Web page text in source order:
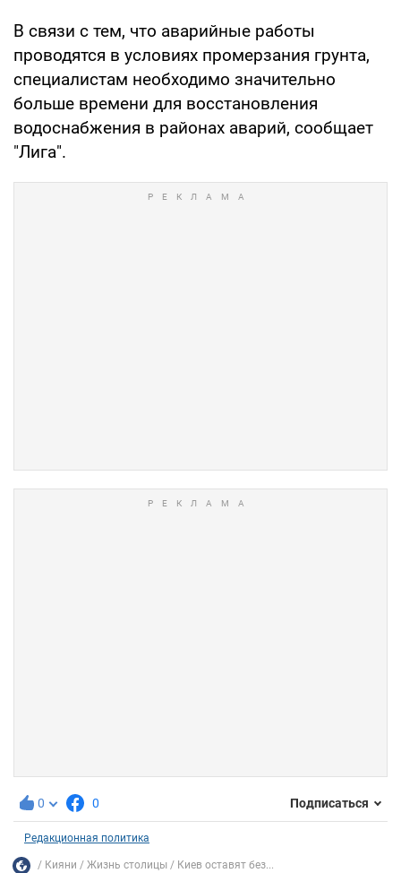
В связи с тем, что аварийные работы
проводятся в условиях промерзания грунта,
специалистам необходимо значительно
больше времени для восстановления
водоснабжения в районах аварий, сообщает
"Лига".
0 0 Подписаться
Редакционная политика
Кияни Жизнь столицы Киев оставят без...